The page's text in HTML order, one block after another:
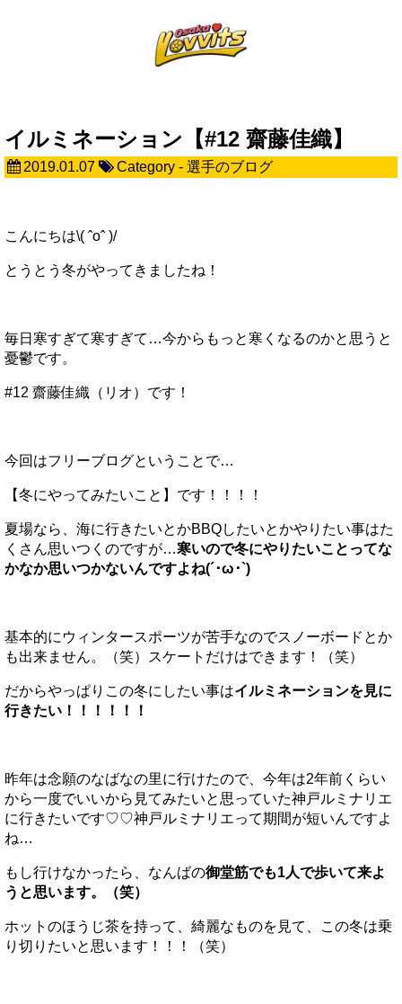
イルミネーション【#12 齋藤佳織】
2019.01.07 Category - 選手のブログ
こんにちは\( ˆoˆ )/
とうとう冬がやってきましたね！
毎日寒すぎて寒すぎて…今からもっと寒くなるのかと思うと
憂鬱です。
#12 齋藤佳織（リオ）です！
今回はフリーブログということで…
【冬にやってみたいこと】です！！！！
夏場なら、海に行きたいとかBBQしたいとかやりたい事はた
くさん思いつくのですが…寒いので冬にやりたいことってな
かなか思いつかないんですよね(´･ω･`)
基本的にウィンタースポーツが苦手なのでスノーボードとか
も出来ません。（笑）スケートだけはできます！（笑）
だからやっぱりこの冬にしたい事はイルミネーションを見に
行きたい！！！！！！
昨年は念願のなばなの里に行けたので、今年は2年前くらい
から一度でいいから見てみたいと思っていた神戸ルミナリエ
に行きたいです♡♡神戸ルミナリエって期間が短いんですよ
ね…
もし行けなかったら、なんばの御堂筋でも1人で歩いて来よ
うと思います。（笑）
ホットのほうじ茶を持って、綺麗なものを見て、この冬は乗
り切りたいと思います！！！（笑）